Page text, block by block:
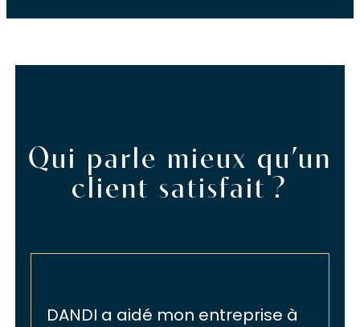
Qui parle mieux qu’un
client satisfait ?
DANDI a aidé mon entreprise à